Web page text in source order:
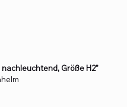
Größe H2"